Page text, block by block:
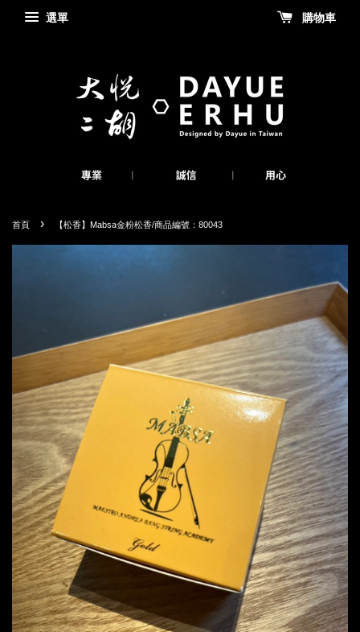
選單 購物車
首頁 › 【松香】Mabsa金粉松香/商品編號：80043